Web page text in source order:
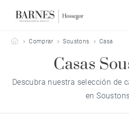
Barnes Hossegor
Comprar Soustons Casa
Casas
Descubra nuestra selección de
en